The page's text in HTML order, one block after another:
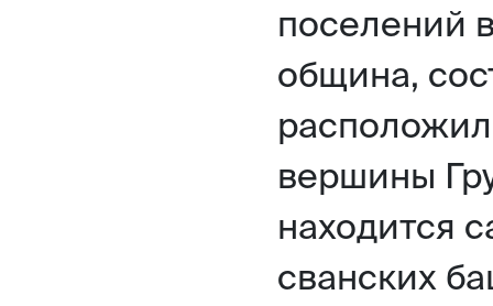
поселений
община,
вершины
находится
сванских